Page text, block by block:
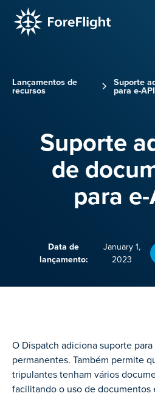
Lançamentos de
recursos
Suporte
para e-
Suporte
de
para
Data de
lançamento:
January 1,
2023
O Dispatch adiciona suporte
permanentes. Também permite
tripulantes tenham vários
facilitando o uso de documentos